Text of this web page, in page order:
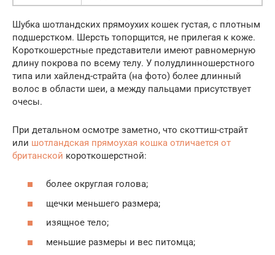
Шубка шотландских прямоухих кошек густая, с плотным
подшерстком. Шерсть топорщится, не прилегая к коже.
Короткошерстные представители имеют равномерную
длину покрова по всему телу. У полудлинношерстного
типа или хайленд-страйта (на фото) более длинный
волос в области шеи, а между пальцами присутствует
очесы.
При детальном осмотре заметно, что скоттиш-страйт
или шотландская прямоухая кошка отличается от
британской короткошерстной:
более округлая голова;
щечки меньшего размера;
изящное тело;
меньшие размеры и вес питомца;